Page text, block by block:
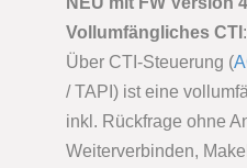
Vollumfängliches CTI :
Über CTI-Steuerung (
/ TAPI) ist eine
inkl. Rückfrage ohne
Weiterverbinden,